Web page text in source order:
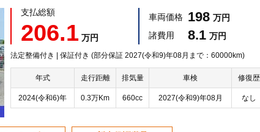
支払総額
206.1 万円
車両価格 198 万円
諸費用
8.1 万円
法定整備付き | 保証付き (部分保証 2027(令和9)年08月まで：60000km)
年式 走行距離 排気量 車検 修復歴
2024(令和6)年 0.3万Km 660cc 2027(令和9)年08月 なし